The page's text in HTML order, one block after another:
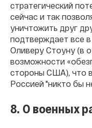
стратегический
сейчас и так
уничтожить друг
подтверждает все
Оливеру Стоуну (в
возможности «
стороны США), что
Россией "никто бы
8. О военных